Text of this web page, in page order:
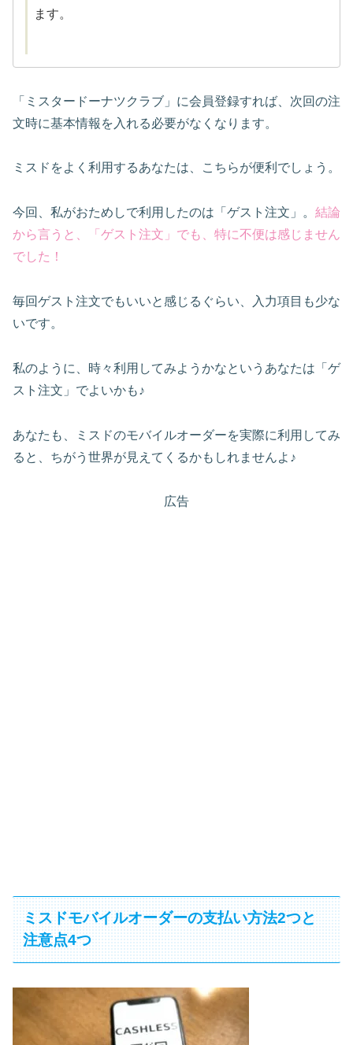
ます。
「ミスタードーナツクラブ」に会員登録すれば、次回の注
文時に基本情報を入れる必要がなくなります。
ミスドをよく利用するあなたは、こちらが便利でしょう。
今回、私がおためしで利用したのは「ゲスト注文」。 結論
から言うと、「ゲスト注文」でも、特に不便は感じません
でした！
毎回ゲスト注文でもいいと感じるぐらい、入力項目も少な
いです。
私のように、時々利用してみようかなというあなたは「ゲ
スト注文」でよいかも♪
あなたも、ミスドのモバイルオーダーを実際に利用してみ
ると、ちがう世界が見えてくるかもしれませんよ♪
広告
ミスドモバイルオーダーの支払い方法2つと
注意点4つ